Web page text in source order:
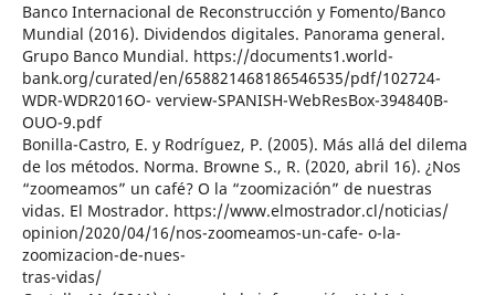
Banco Internacional de Reconstrucción y Fomento/Banco
Mundial (2016). Dividendos digitales. Panorama general.
Grupo Banco Mundial. https://documents1.world-
bank.org/curated/en/658821468186546535/pdf/102724-
WDR-WDR2016O- verview-SPANISH-WebResBox-394840B-
OUO-9.pdf
Bonilla-Castro, E. y Rodríguez, P. (2005). Más allá del dilema
de los métodos. Norma. Browne S., R. (2020, abril 16). ¿Nos
“zoomeamos” un café? O la “zoomización” de nuestras
vidas. El Mostrador. https://www.elmostrador.cl/noticias/
opinion/2020/04/16/nos-zoomeamos-un-cafe- o-la-
zoomizacion-de-nues-
tras-vidas/